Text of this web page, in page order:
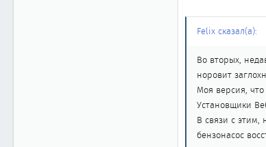
Felix сказал(а):
Во вторых,
норовит
Моя версия,
Установщики
В связи с этим,
бензонасос